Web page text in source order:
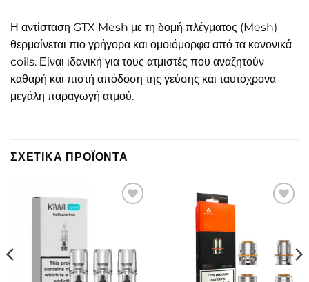
Η αντίσταση GTX Mesh με τη δομή πλέγματος (Mesh)
θερμαίνεται πιο γρήγορα και ομοιόμορφα από τα κανονικά
coils. Είναι ιδανική για τους ατμιστές που αναζητούν
καθαρή και πιστή απόδοση της γεύσης και ταυτόχρονα
μεγάλη παραγωγή ατμού.
ΣΧΕΤΙΚΆ ΠΡΟΪΌΝΤΑ